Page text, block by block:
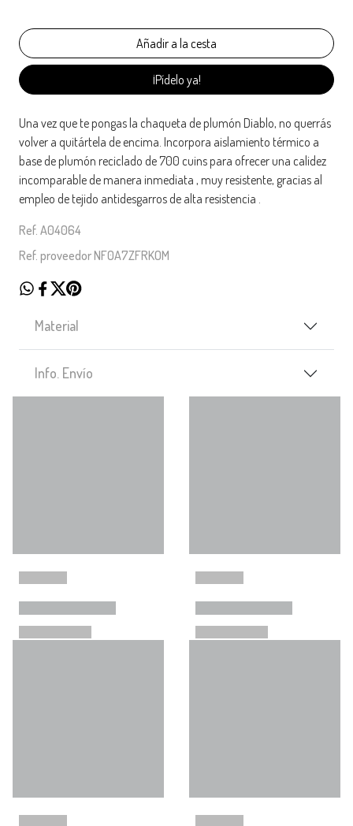
¡Pídelo ya!
Una vez que te pongas la chaqueta de plumón Diablo, no querrás
volver a quitártela de encima. Incorpora aislamiento térmico a
base de plumón reciclado de 700 cuins para ofrecer una calidez
incomparable de manera inmediata , muy resistente, gracias al
empleo de tejido antidesgarros de alta resistencia .
Ref. A04064
Ref. proveedor NF0A7ZFRKOM
Material
Info. Envío